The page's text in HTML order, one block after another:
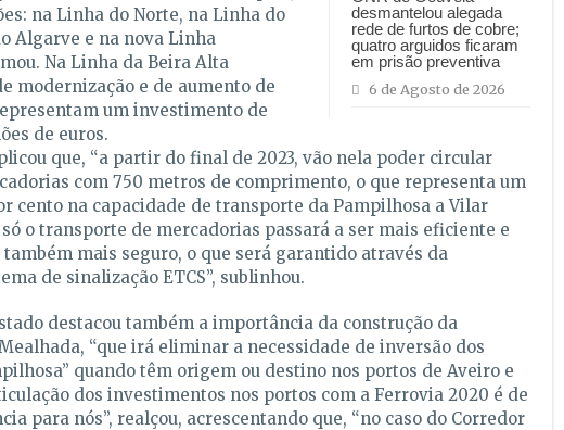
desmantelou alegada
rede de furtos de cobre;
quatro arguidos ficaram
em prisão preventiva
6 de Agosto de 2026
na Linha do Norte, na Linha do
Algarve e na nova Linha
Na Linha da Beira Alta
modernização e de aumento de
um investimento de
de euros.
que, “a partir do final de 2023, vão nela poder circular
com 750 metros de comprimento, o que representa um
cento na capacidade de transporte da Pampilhosa a Vilar
só o transporte de mercadorias passará a ser mais eficiente e
também mais seguro, o que será garantido através da
de sinalização ETCS”, sublinhou.
destacou também a importância da construção da
“que irá eliminar a necessidade de inversão dos
quando têm origem ou destino nos portos de Aveiro e
dos investimentos nos portos com a Ferrovia 2020 é de
para nós”, realçou, acrescentando que, “no caso do Corredor